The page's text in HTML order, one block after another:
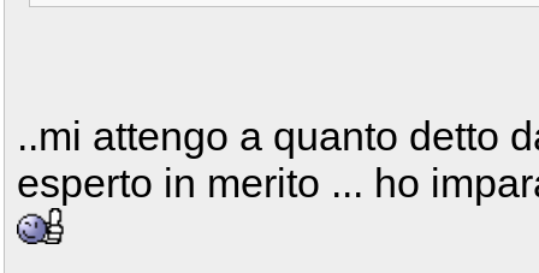
..mi attengo a quanto detto
esperto in merito ... ho